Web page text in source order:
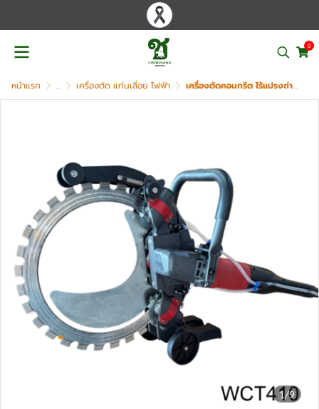
0
หน้าแรก ... เครื่องตัด แท่นเลื่อย ไฟฟ้า เครื่องตัดคอนกรีต ไร้แปรงถ่าน OKURA รุ่น WCT410 (16")
1/9